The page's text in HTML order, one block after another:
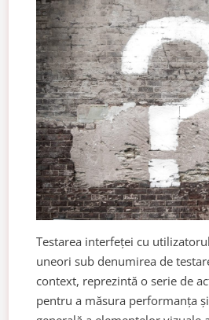
Testarea interfeței cu
uneori sub denumirea de
context, reprezintă o serie de
pentru a măsura performanța